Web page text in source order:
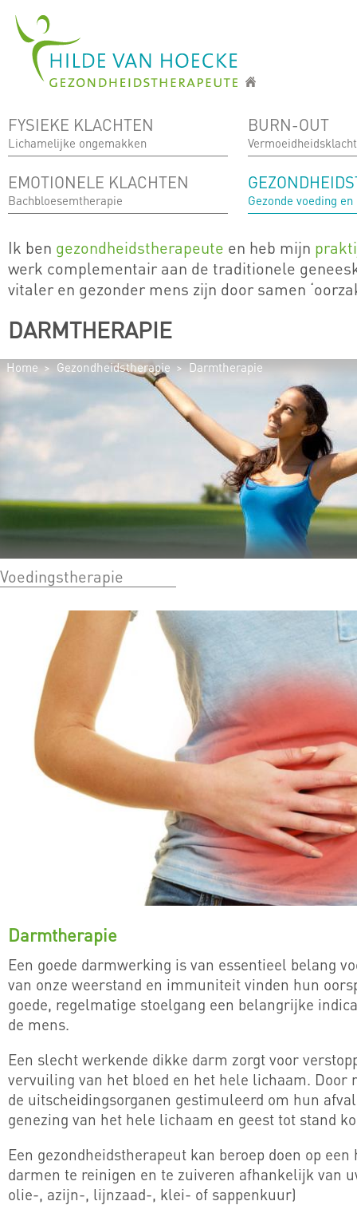
Overslaan en naar de inhoud gaan
FYSIEKE KLACHTEN
Lichamelijke ongemakken
BURN-OUT
EMOTIONELE KLACHTEN
Bachbloesemtherapie Gezonde voeding
Ik ben gezondheidstherapeute en heb mijn
werk complementair aan de traditionele
vitaler en gezonder mens zijn door samen
DARMTHERAPIE
U BENT HIER
Home Gezondheidstherapie Darmtherapie
Voedingstherapie
Darmtherapie
Een goede darmwerking is van essentieel belang
van onze weerstand en immuniteit vinden hun
goede, regelmatige stoelgang een belangrijke
de mens.
Een slecht werkende dikke darm zorgt voor
vervuiling van het bloed en het hele lichaam. Door
de uitscheidingsorganen gestimuleerd om hun
genezing van het hele lichaam en geest tot stand
Een gezondheidstherapeut kan beroep doen op
darmen te reinigen en te zuiveren afhankelijk van
olie-, azijn-, lijnzaad-, klei- of sappenkuur)